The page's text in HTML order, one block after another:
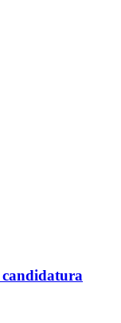
candidatura